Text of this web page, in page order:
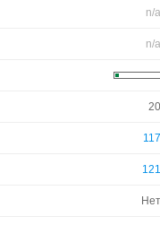
n/a
n/a
20
117
121
Нет